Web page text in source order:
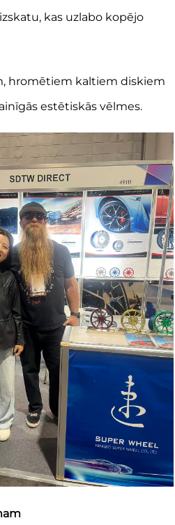
kas uzlabo kopējo
hromētiem kaltiem diskiem
estētiskās vēlmes.